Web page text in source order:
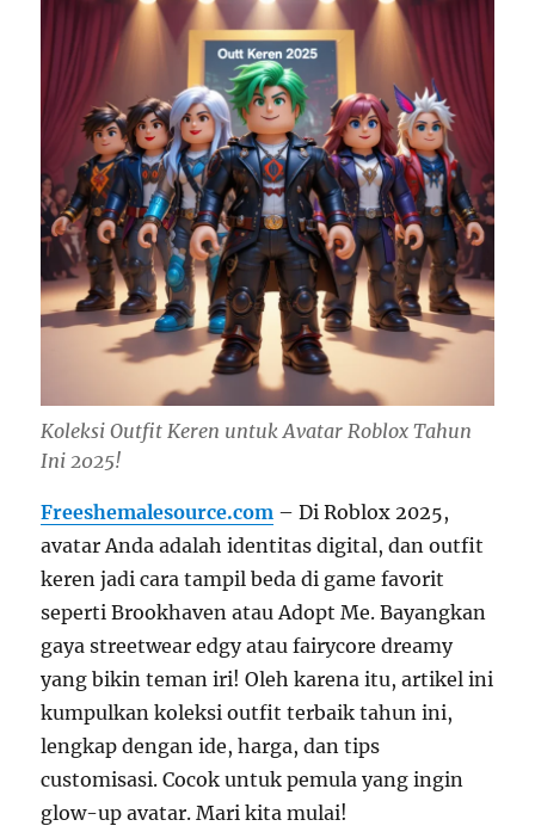
Koleksi Outfit Keren untuk Avatar Roblox Tahun
Ini 2025!
Freeshemalesource.com – Di Roblox 2025,
avatar Anda adalah identitas digital, dan outfit
keren jadi cara tampil beda di game favorit
seperti Brookhaven atau Adopt Me. Bayangkan
gaya streetwear edgy atau fairycore dreamy
yang bikin teman iri! Oleh karena itu, artikel ini
kumpulkan koleksi outfit terbaik tahun ini,
lengkap dengan ide, harga, dan tips
customisasi. Cocok untuk pemula yang ingin
glow-up avatar. Mari kita mulai!